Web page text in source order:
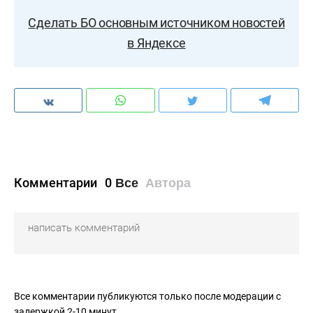
Сделать БО основным источником новостей
в Яндексе
Комментарии 0 Все Автора
Все комментарии публикуются только после модерации с